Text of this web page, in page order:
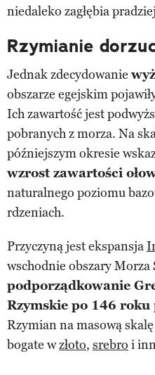
niedaleko zagłębia
Rzymianie
Jednak zdecydowanie
obszarze egejskim
Ich zawartość jest
pobranych z morza. Na
późniejszym okresie
wzrost zawartości
naturalnego poziomu
rdzeniach.
Przyczyną jest ekspansja
wschodnie obszary Morza
podporządkowanie
Rzymskie po 146 roku
Rzymian na masową
bogate wzłoto, srebro i